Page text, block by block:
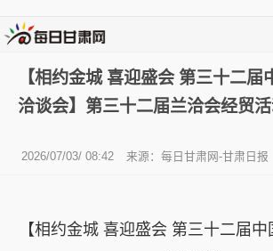
【相约金城 喜迎盛会 第三十二届
洽谈会】第三十二届兰洽会经贸
2026/07/03/ 08:42 来源：每日甘肃网-甘肃日报
【相约金城 喜迎盛会 第三十二届